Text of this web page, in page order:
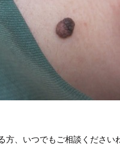
方、いつでもご相談ください